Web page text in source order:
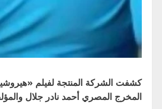
كشفت الشركة المنتجة لفيلم
المخرج المصري أحمد نادر جلال